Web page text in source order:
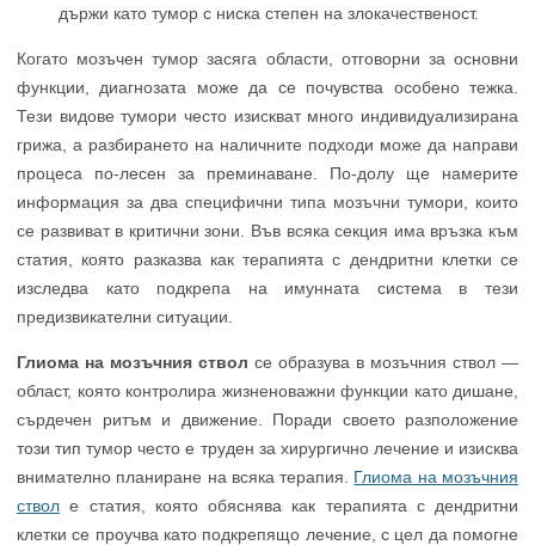
държи като тумор с ниска степен на злокачественост.
Когато мозъчен тумор засяга области, отговорни за основни
функции, диагнозата може да се почувства особено тежка.
Тези видове тумори често изискват много индивидуализирана
грижа, а разбирането на наличните подходи може да направи
процеса по-лесен за преминаване. По-долу ще намерите
информация за два специфични типа мозъчни тумори, които
се развиват в критични зони. Във всяка секция има връзка към
статия, която разказва как терапията с дендритни клетки се
изследва като подкрепа на имунната система в тези
предизвикателни ситуации.
Глиома на мозъчния ствол се образува в мозъчния ствол —
област, която контролира жизненоважни функции като дишане,
сърдечен ритъм и движение. Поради своето разположение
този тип тумор често е труден за хирургично лечение и изисква
внимателно планиране на всяка терапия. Глиома на мозъчния
ствол е статия, която обяснява как терапията с дендритни
клетки се проучва като подкрепящо лечение, с цел да помогне